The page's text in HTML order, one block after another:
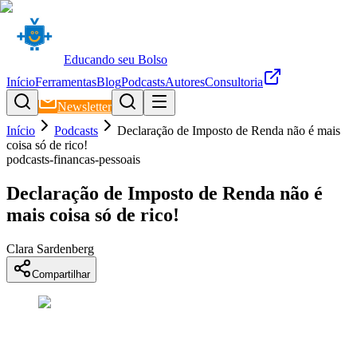
Educando seu Bolso
InícioFerramentasBlogPodcastsAutoresConsultoria
Newsletter
Início
Podcasts
Declaração de Imposto de Renda não é mais
coisa só de rico!
podcasts-financas-pessoais
Declaração de Imposto de Renda não é
mais coisa só de rico!
Clara Sardenberg
Compartilhar